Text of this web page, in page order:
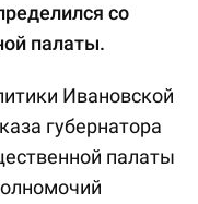
со
палаты.
Ивановской
губернатора
палаты